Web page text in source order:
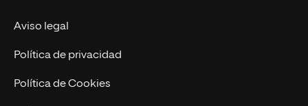
Actualidad
Contacto
Aviso legal
Política de privacidad
Política de Cookies